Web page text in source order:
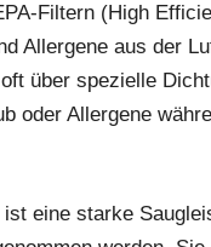
Filtern (High
Allergene aus der
über spezielle
oder Allergene
ist eine starke